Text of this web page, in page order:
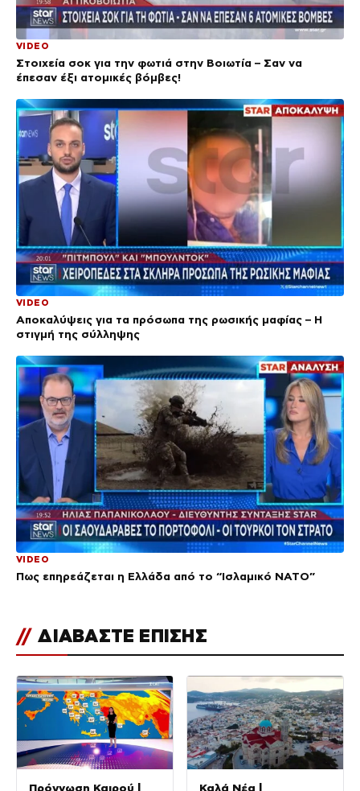
VIDEO
Στοιχεία σοκ για την φωτιά στην Βοιωτία – Σαν να
έπεσαν έξι ατομικές βόμβες!
VIDEO
Αποκαλύψεις για τα πρόσωπα της ρωσικής μαφίας – Η
στιγμή της σύλληψης
VIDEO
Πως επηρεάζεται η Ελλάδα από το “Ισλαμικό ΝΑΤΟ”
// ΔΙΑΒΑΣΤΕ ΕΠΙΣΗΣ
Πρόγνωση Καιρού |
Καλά Νέα |